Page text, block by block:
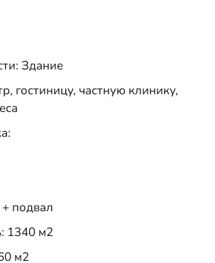
Здание
гостиницу, частную клинику,
подвал
1340 м2
м2